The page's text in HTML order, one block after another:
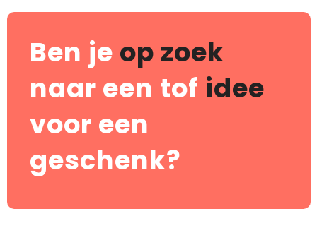
Ben je op zoek
naar een tof idee
voor een
geschenk?